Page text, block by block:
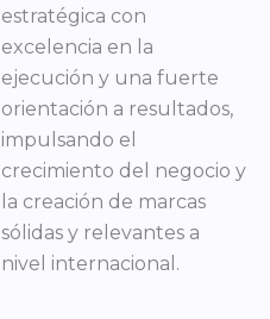
estratégica con
excelencia en la
ejecución y una fuerte
orientación a resultados,
impulsando el
crecimiento del negocio y
la creación de marcas
sólidas y relevantes a
nivel internacional.